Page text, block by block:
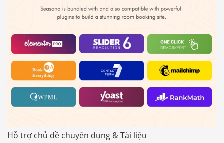
Hỗ trợ chủ đề chuyên dụng & Tài liệu